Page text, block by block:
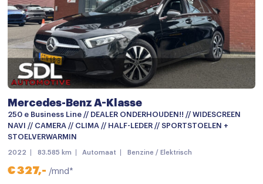
Mercedes-Benz A-Klasse
250 e Business Line // DEALER ONDERHOUDEN!! // WIDESCREEN
NAVI // CAMERA // CLIMA // HALF-LEDER // SPORTSTOELEN +
STOELVERWARMIN
2022 83.585 km Automaat Benzine / Elektrisch
€ 327,- /mnd*